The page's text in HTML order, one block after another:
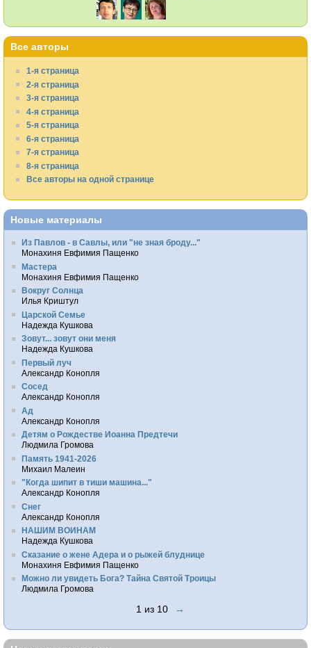
Все авторы
1-я страница
2-я страница
3-я страница
4-я страница
5-я страница
6-я страница
7-я страница
8-я страница
Все авторы на одной странице
Новые материалы
Из Павлов - в Савлы, или "не зная броду..."
Монахиня Евфимия Пащенко
Мастера
Монахиня Евфимия Пащенко
Вокруг Солнца
Илья Криштул
Царской Семье
Надежда Кушкова
Зовут... зовут они меня
Надежда Кушкова
Первый луч
Александр Конопля
Сосед
Александр Конопля
Ад
Александр Конопля
Детям о Рождестве Иоанна Предтечи
Людмила Громова
Память 1941-2026
Михаил Малеин
"Когда шипит в тиши машина..."
Александр Конопля
Снег
Александр Конопля
НАШИМ ВОИНАМ
Надежда Кушкова
Сказание о жене Адера и о рыжей блуднице
Монахиня Евфимия Пащенко
Можно ли увидеть Бога? Тайна Святой Троицы
Людмила Громова
1 из 10 →